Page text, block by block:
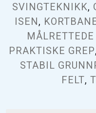
SVINGTEKNIKK,
ISEN,
PRAKTISKE GREP,
STABIL
FELT,